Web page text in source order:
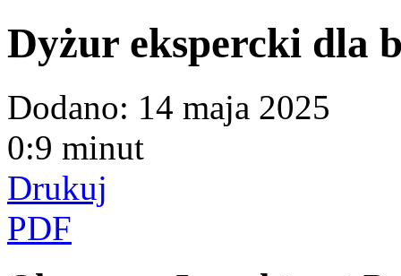
Dyżur ekspercki dla
Dodano: 14 maja 2025
0:9 minut
Drukuj
PDF